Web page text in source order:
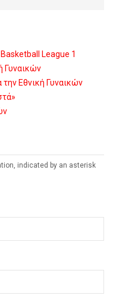
League 1
Γυναικών
την Εθνική Γυναικών
indicated by an asterisk